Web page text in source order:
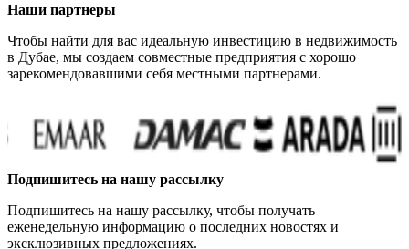
Наши партнеры
Чтобы найти для вас идеальную инвестицию в недвижимость
в Дубае, мы создаем совместные предприятия с хорошо
зарекомендовавшими себя местными партнерами.
Подпишитесь на нашу рассылку
Подпишитесь на нашу рассылку, чтобы получать
еженедельную информацию о последних новостях и
эксклюзивных предложениях.